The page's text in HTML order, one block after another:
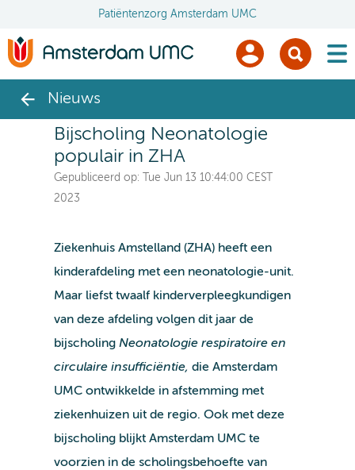
Patiëntenzorg Amsterdam UMC
Nieuws
Bijscholing Neonatologie
populair in ZHA
Gepubliceerd op:
Tue Jun 13 10:44:00 CEST
2023
Ziekenhuis Amstelland (ZHA) heeft een
kinderafdeling met een neonatologie-unit.
Maar liefst twaalf kinderverpleegkundigen
van deze afdeling volgen dit jaar de
bijscholing Neonatologie respiratoire en
circulaire insufficiëntie, die Amsterdam
UMC ontwikkelde in afstemming met
ziekenhuizen uit de regio. Ook met deze
bijscholing blijkt Amsterdam UMC te
voorzien in de scholingsbehoefte van